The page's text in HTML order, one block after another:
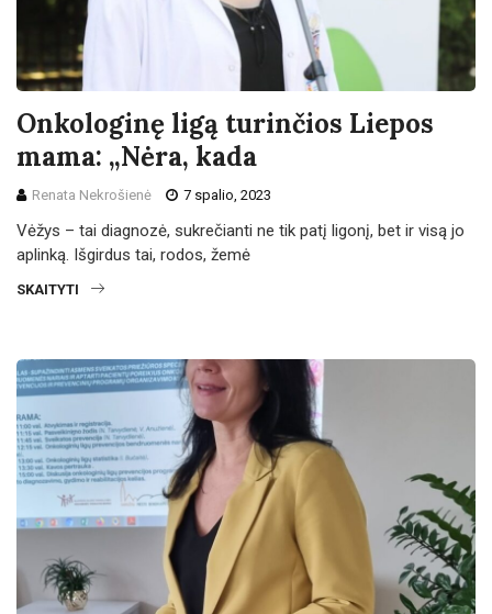
Onkologinę ligą turinčios Liepos
mama: „Nėra, kada
Renata Nekrošienė 7 spalio, 2023
Vėžys – tai diagnozė, sukrečianti ne tik patį ligonį, bet ir visą jo
aplinką. Išgirdus tai, rodos, žemė
SKAITYTI